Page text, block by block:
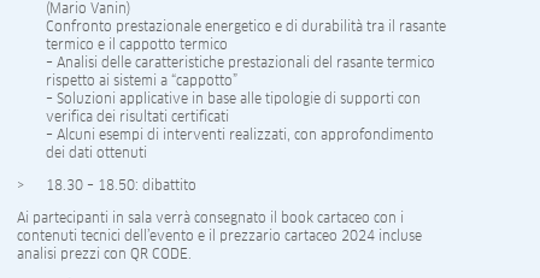
(Mario Vanin)
Confronto prestazionale energetico e di durabilità tra il rasante
termico e il cappotto termico
– Analisi delle caratteristiche prestazionali del rasante termico
rispetto ai sistemi a “cappotto”
– Soluzioni applicative in base alle tipologie di supporti con
verifica dei risultati certificati
– Alcuni esempi di interventi realizzati, con approfondimento
dei dati ottenuti
18.30 – 18.50: dibattito
Ai partecipanti in sala verrà consegnato il book cartaceo con i
contenuti tecnici dell’evento e il prezzario cartaceo 2024 incluse
analisi prezzi con QR CODE.